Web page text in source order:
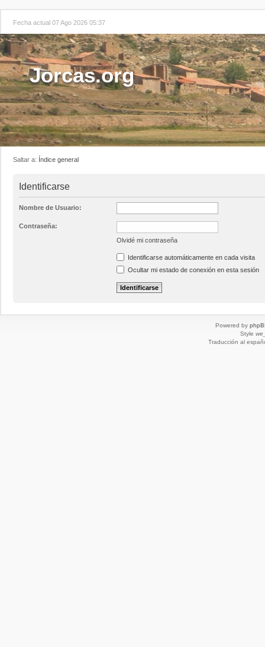
Fecha actual 07 Ago 2026 05:37
Jorcas.org
Saltar a: Índice general
Identificarse
Nombre de Usuario:
Contraseña:
Olvidé mi contraseña
Identificarse automáticamente en cada visita
Ocultar mi estado de conexión en esta sesión
Powered by
Style
Traducción al